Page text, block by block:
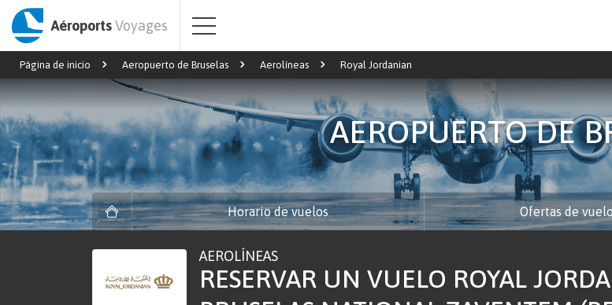
AéroportsVoyages
Página de inicio Aeropuerto de Bruselas Aerolíneas Royal Jordanian
AEROPUERTO DE
Horario de vuelos Ofertas de
AEROLÍNEAS
RESERVAR UN VUELO ROYAL